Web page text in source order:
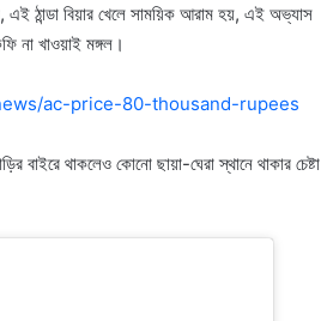
এই ঠান্ডা বিয়ার খেলে সাময়িক আরাম হয়, এই অভ্যাস
না খাওয়াই মঙ্গল।
ac-price-80-thousand-rupees
বাইরে থাকলেও কোনো ছায়া-ঘেরা স্থানে থাকার চেষ্টা